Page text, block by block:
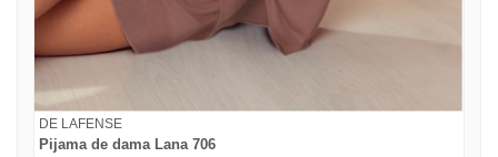
DE LAFENSE
Pijama de dama Lana 706